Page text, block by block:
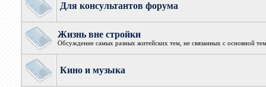
Для консультантов форума
Жизнь вне стройки
Обсуждение самых разных житейских тем, не связанных с основной
Кино и музыка